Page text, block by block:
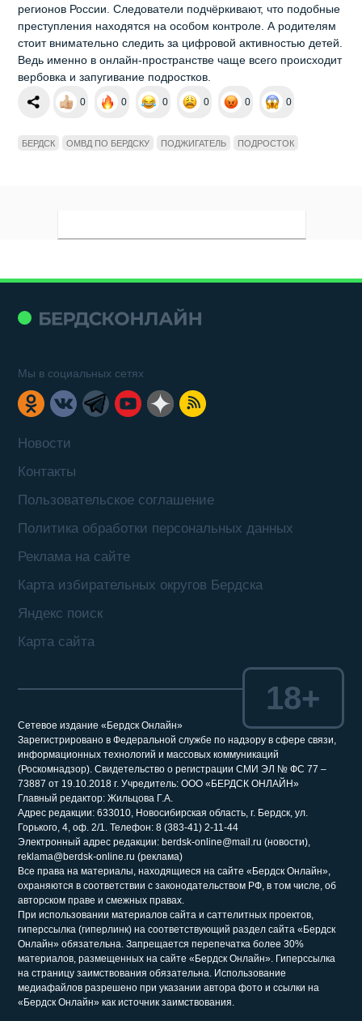
регионов России. Следователи подчёркивают, что подобные
преступления находятся на особом контроле. А родителям
стоит внимательно следить за цифровой активностью детей.
Ведь именно в онлайн‑пространстве чаще всего происходит
вербовка и запугивание подростков.
0 0 0 0 0 0
БЕРДСК ОМВД ПО БЕРДСКУ ПОДЖИГАТЕЛЬ ПОДРОСТОК
Новости
Контакты
Пользовательское соглашение
Политика обработки персональных данных
Реклама на сайте
Карта избирательных округов Бердска
Яндекс поиск
Карта сайта
Мы в социальных сетях
Сетевое издание «Бердск Онлайн»
Зарегистрировано в Федеральной службе по надзору в сфере связи,
информационных технологий и массовых коммуникаций
(Роскомнадзор). Свидетельство о регистрации СМИ ЭЛ № ФС 77 –
73887 от 19.10.2018 г. Учредитель: ООО «БЕРДСК ОНЛАЙН»
Главный редактор: Жильцова Г.А.
Адрес редакции: 633010, Новосибирская область, г. Бердск, ул.
Горького, 4, оф. 2/1. Телефон: 8 (383-41) 2-11-44
Электронный адрес редакции: berdsk-online@mail.ru (новости),
reklama@berdsk-online.ru (реклама)
Все права на материалы, находящиеся на сайте «Бердск Онлайн»,
охраняются в соответствии с законодательством РФ, в том числе, об
авторском праве и смежных правах.
При использовании материалов сайта и саттелитных проектов,
гиперссылка (гиперлинк) на соответствующий раздел сайта «Бердск
Онлайн» обязательна. Запрещается перепечатка более 30%
материалов, размещенных на сайте «Бердск Онлайн». Гиперссылка
на страницу заимствования обязательна. Использование
медиафайлов разрешено при указании автора фото и ссылки на
«Бердск Онлайн» как источник заимствования.
18+